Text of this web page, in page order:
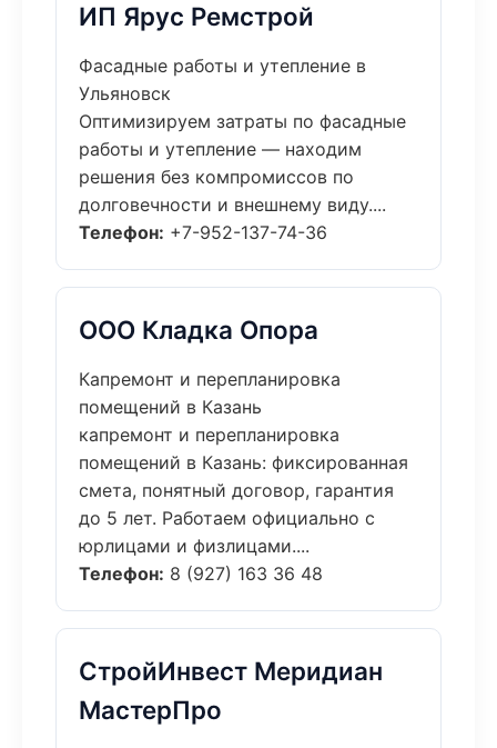
ИП Ярус Ремстрой
Фасадные работы и утепление в
Ульяновск
Оптимизируем затраты по фасадные
работы и утепление — находим
решения без компромиссов по
долговечности и внешнему виду....
Телефон: +7-952-137-74-36
ООО Кладка Опора
Капремонт и перепланировка
помещений в Казань
капремонт и перепланировка
помещений в Казань: фиксированная
смета, понятный договор, гарантия
до 5 лет. Работаем официально с
юрлицами и физлицами....
Телефон: 8 (927) 163 36 48
СтройИнвест Меридиан
МастерПро